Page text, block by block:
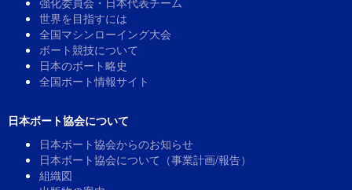
世界を目指すには
全国マシンローイング大会
ボート競技について
日本のボート略史
全国ボート情報サイト
日本ボート協会について
日本ボート協会からのお知らせ
日本ボート協会について（事業計画/報告）
組織図